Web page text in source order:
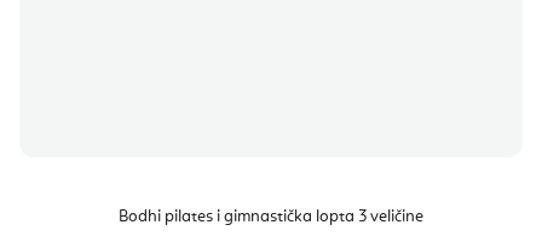
Bodhi pilates i gimnastička lopta 3 veličine